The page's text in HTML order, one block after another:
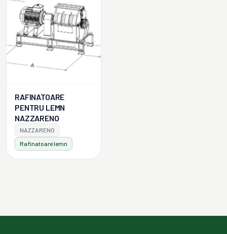
RAFINATOARE
PENTRU LEMN
NAZZARENO
NAZZARENO
Rafinatoare lemn